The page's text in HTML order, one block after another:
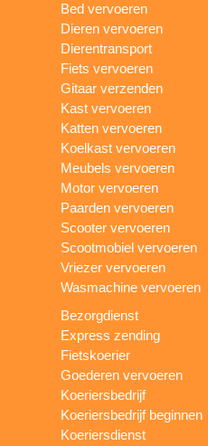
Bed vervoeren
Dieren vervoeren
Dierentransport
Fiets vervoeren
Gitaar verzenden
Kast vervoeren
Katten vervoeren
Koelkast vervoeren
Meubels vervoeren
Motor vervoeren
Paarden vervoeren
Scooter vervoeren
Scootmobiel vervoeren
Vriezer vervoeren
Wasmachine vervoeren
Bezorgdienst
Express zending
Fietskoerier
Goederen vervoeren
Koeriersbedrijf
Koeriersbedrijf beginnen
Koeriersdienst